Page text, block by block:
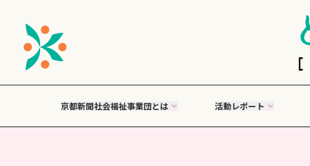
京都新聞社会福祉事業団とは 活動レポート